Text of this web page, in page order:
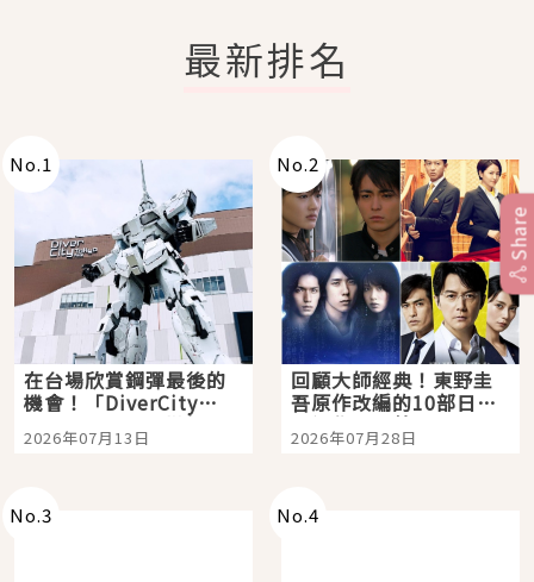
最新排名
No.1
在台場欣賞鋼彈最後的
機會！「DiverCity
Tokyo Plaza」搭船、
購物、美食及夜景，一
2026年07月13日
No.2
回顧大師經典！東野圭
吾原作改編的10部日本
影視作品推薦
2026年07月28日
No.3 No.4
Share